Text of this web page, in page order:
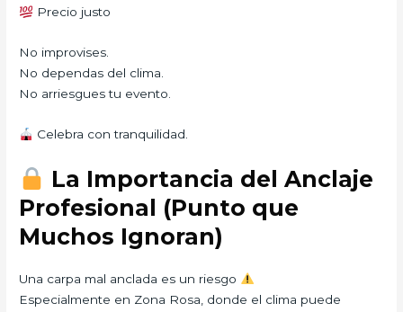
Precio justo
No improvises.
No dependas del clima.
No arriesgues tu evento.
Celebra con tranquilidad.
La Importancia del Anclaje
Profesional (Punto que
Muchos Ignoran)
Una carpa mal anclada es un riesgo
Especialmente en Zona Rosa, donde el clima puede